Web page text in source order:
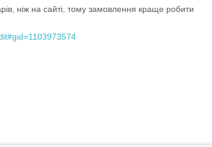
ніж на сайті, тому замовлення краще робити